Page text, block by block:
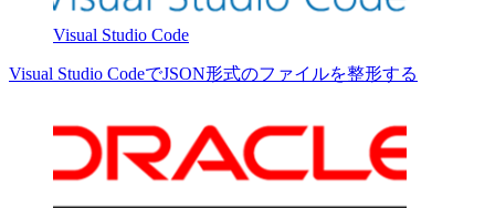
Visual Studio Code
Visual Studio CodeでJSON形式のファイルを整形する